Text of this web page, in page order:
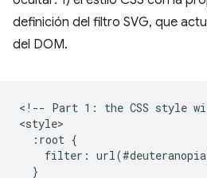
definición del filtro SVG, que
del DOM.
<!-- Part 1: the CSS style
<style>
  :root {
filter:
  }